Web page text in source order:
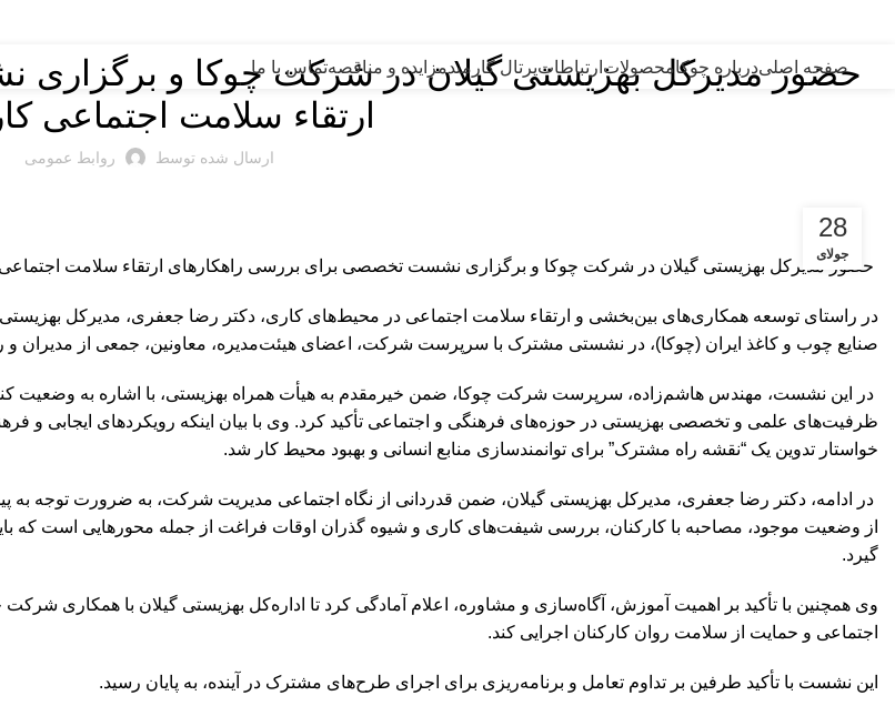
صفحه اصلیدرباره چوکامحصولات ارتباطاتپرتال کارمندمزایده و مناقصهتماس با ما
حضور مدیرکل بهزیستی گیلان در شرکت چوکا و
ارتقاء سلامت اجتماعی
ارسال شده توسط روابط عمومی
28
جولای
حضور مدیرکل بهزیستی گیلان در شرکت چوکا و برگزاری نشست تخصصی برای بررسی راهکارهای ارتقاء سلامت اجتماعی
در راستای توسعه همکاری‌های بین‌بخشی و ارتقاء سلامت اجتماعی در محیط‌های کاری، دکتر رضا جعفری، مدیرکل بهزیستی
صنایع چوب و کاغذ ایران (چوکا)، در نشستی مشترک با سرپرست شرکت، اعضای هیئت‌مدیره، معاونین، جمعی از مدیران و
در این نشست، مهندس هاشم‌زاده، سرپرست شرکت چوکا، ضمن خیرمقدم به هیأت همراه بهزیستی، با اشاره به وضعیت
ظرفیت‌های علمی و تخصصی بهزیستی در حوزه‌های فرهنگی و اجتماعی تأکید کرد. وی با بیان اینکه رویکردهای ایجابی و
خواستار تدوین یک “نقشه راه مشترک” برای توانمندسازی منابع انسانی و بهبود محیط کار شد.
در ادامه، دکتر رضا جعفری، مدیرکل بهزیستی گیلان، ضمن قدردانی از نگاه اجتماعی مدیریت شرکت، به ضرورت توجه به
از وضعیت موجود، مصاحبه با کارکنان، بررسی شیفت‌های کاری و شیوه گذران اوقات فراغت از جمله محورهایی است که
گیرد.
وی همچنین با تأکید بر اهمیت آموزش، آگاه‌سازی و مشاوره، اعلام آمادگی کرد تا اداره‌کل بهزیستی گیلان با همکاری
اجتماعی و حمایت از سلامت روان کارکنان اجرایی کند.
این نشست با تأکید طرفین بر تداوم تعامل و برنامه‌ریزی برای اجرای طرح‌های مشترک در آینده، به پایان رسید.